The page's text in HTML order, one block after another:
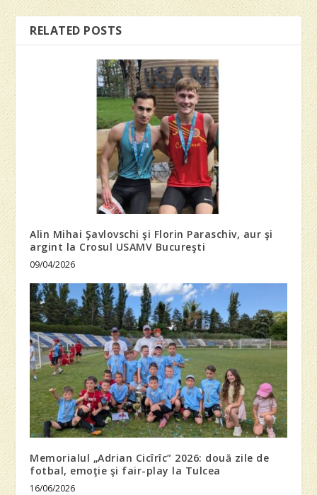
RELATED POSTS
Alin Mihai Şavlovschi şi Florin Paraschiv, aur şi
argint la Crosul USAMV Bucureşti
09/04/2026
Memorialul „Adrian Cicîrîc” 2026: două zile de
fotbal, emoţie şi fair-play la Tulcea
16/06/2026